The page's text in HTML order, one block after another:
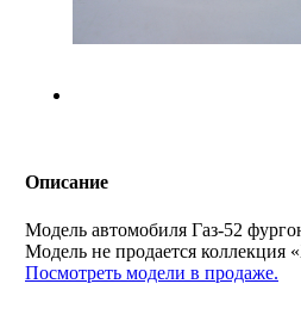
Описание
Модель автомобиля Газ-52
Модель не продается
Посмотреть модели в продаже.